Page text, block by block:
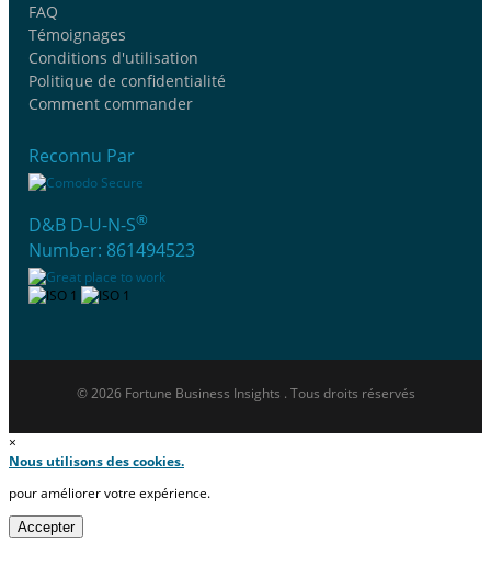
FAQ
Témoignages
Conditions d'utilisation
Politique de confidentialité
Comment commander
Reconnu Par
D&B D-U-N-S®
Number: 861494523
© 2026 Fortune Business Insights . Tous droits réservés
×
Nous utilisons des cookies.
pour améliorer votre expérience.
Accepter